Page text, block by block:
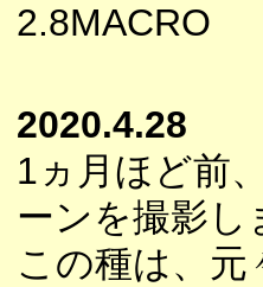
2.8MACRO
2020.4.28
1ヵ月ほど前
ーンを撮影し
この種は、